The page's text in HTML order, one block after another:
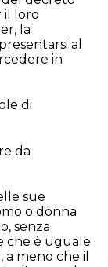
il loro
la
al
in
di
da
sue
o donna
senza
che è uguale
meno che il